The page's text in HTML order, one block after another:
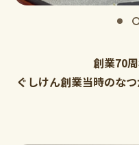
創業70
ぐしけん創業当時のな